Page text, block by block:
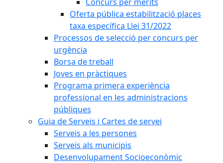
Oferta pública estabilització places
taxa específica Llei 31/2022
Processos de selecció per concurs per
urgència
Borsa de treball
Joves en pràctiques
Programa primera experiència
professional en les administracions
públiques
Guia de Serveis i Cartes de servei
Serveis a les persones
Serveis als municipis
Desenvolupament Socioeconòmic